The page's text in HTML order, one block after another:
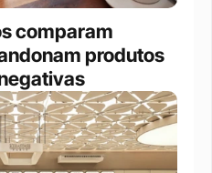
comparam
produtos